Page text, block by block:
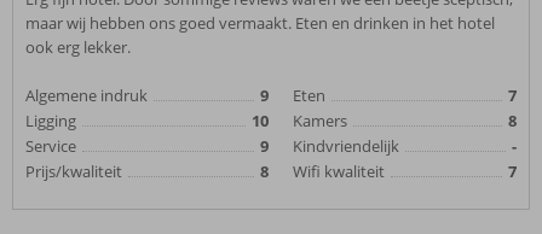
maar wij hebben ons goed vermaakt. Eten en drinken in het hotel
ook erg lekker.
Algemene indruk
9
Ligging
10
Service
9
Prijs/kwaliteit
8
Eten
7
Kamers
8
Kindvriendelijk
-
Wifi kwaliteit
7